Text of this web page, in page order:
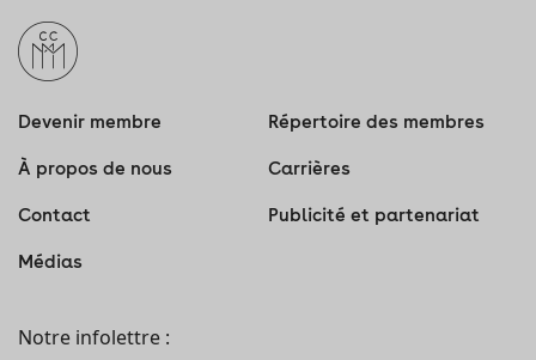
Devenir membre Répertoire des membres
À propos de nous Carrières
Contact Publicité et partenariat
Médias
Notre infolettre :